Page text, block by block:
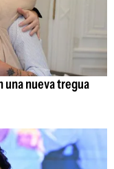
una nueva tregua